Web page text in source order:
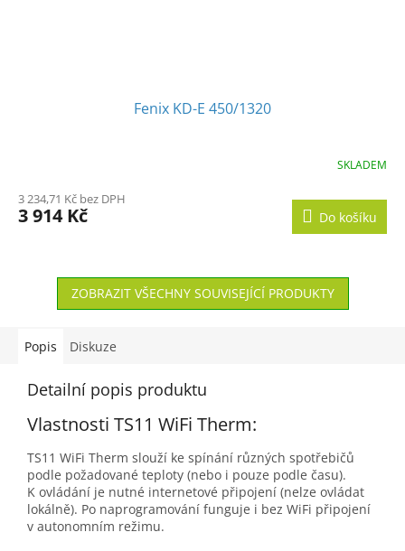
Fenix KD-E 450/1320
SKLADEM
3 234,71 Kč bez DPH
3 914 Kč Do košíku
ZOBRAZIT VŠECHNY SOUVISEJÍCÍ PRODUKTY
Popis Diskuze
Detailní popis produktu
Vlastnosti TS11 WiFi Therm:
TS11 WiFi Therm slouží ke spínání různých spotřebičů
podle požadované teploty (nebo i pouze podle času).
K ovládání je nutné internetové připojení (nelze ovládat
lokálně). Po naprogramování funguje i bez WiFi připojení
v autonomním režimu.